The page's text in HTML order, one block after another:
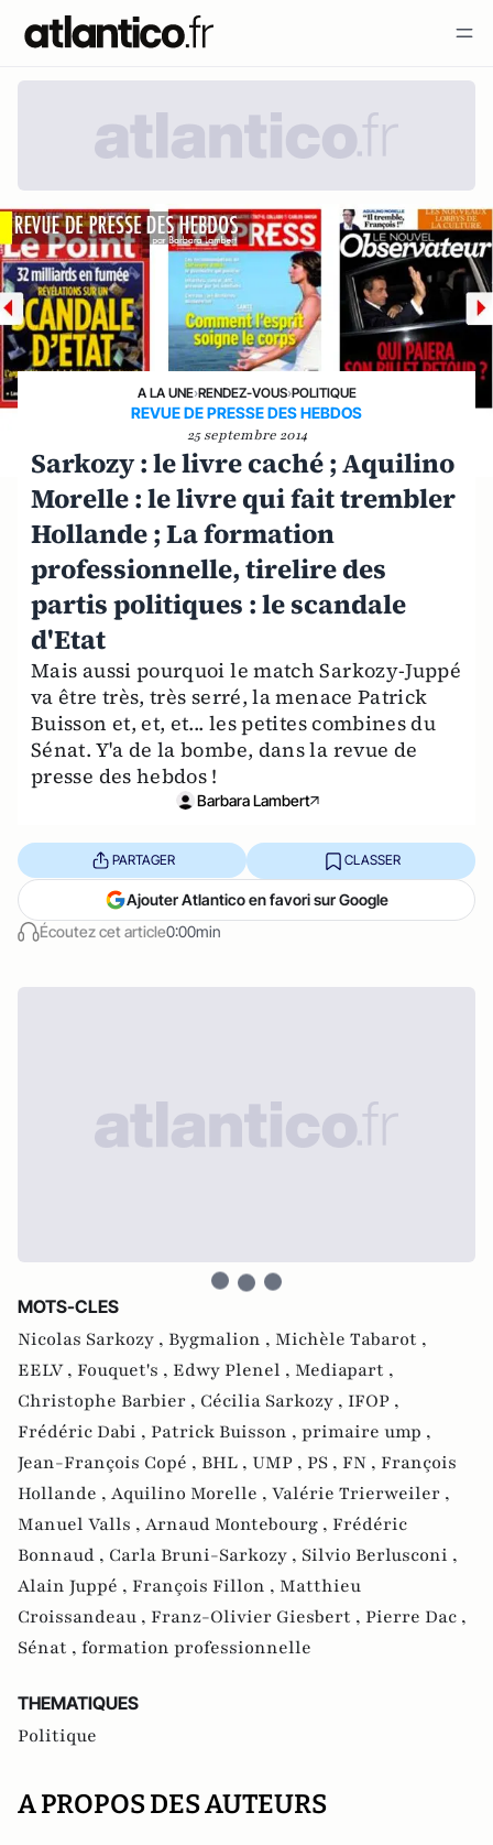
A LA UNE›RENDEZ-VOUS›POLITIQUE
REVUE DE PRESSE DES HEBDOS
25 septembre 2014
Sarkozy : le livre caché ; Aquilino
Morelle : le livre qui fait trembler
Hollande ; La formation
professionnelle, tirelire des
partis politiques : le scandale
d'Etat
Mais aussi pourquoi le match Sarkozy-Juppé
va être très, très serré, la menace Patrick
Buisson et, et, et... les petites combines du
Sénat. Y'a de la bombe, dans la revue de
presse des hebdos !
Barbara Lambert
Écoutez cet article0:00min
PARTAGER CLASSER
Ajouter Atlantico en favori sur Google
MOTS-CLES
Nicolas Sarkozy , Bygmalion , Michèle Tabarot ,
EELV , Fouquet's , Edwy Plenel , Mediapart ,
Christophe Barbier , Cécilia Sarkozy , IFOP ,
Frédéric Dabi , Patrick Buisson , primaire ump ,
Jean-François Copé , BHL , UMP , PS , FN , François
Hollande , Aquilino Morelle , Valérie Trierweiler ,
Manuel Valls , Arnaud Montebourg , Frédéric
Bonnaud , Carla Bruni-Sarkozy , Silvio Berlusconi ,
Alain Juppé , François Fillon , Matthieu
Croissandeau , Franz-Olivier Giesbert , Pierre Dac ,
Sénat , formation professionnelle
THEMATIQUES
Politique
A PROPOS DES AUTEURS